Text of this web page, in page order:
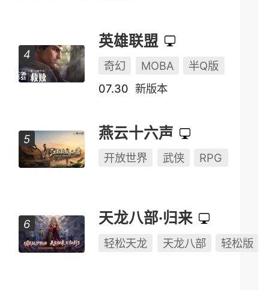
英雄联盟
奇幻 MOBA
半Q版
07.30 新版本
燕云十六声
开放世界 武侠 RPG
天龙八部·归来
轻松天龙 天龙八部 轻松版